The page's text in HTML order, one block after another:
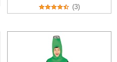
(3)